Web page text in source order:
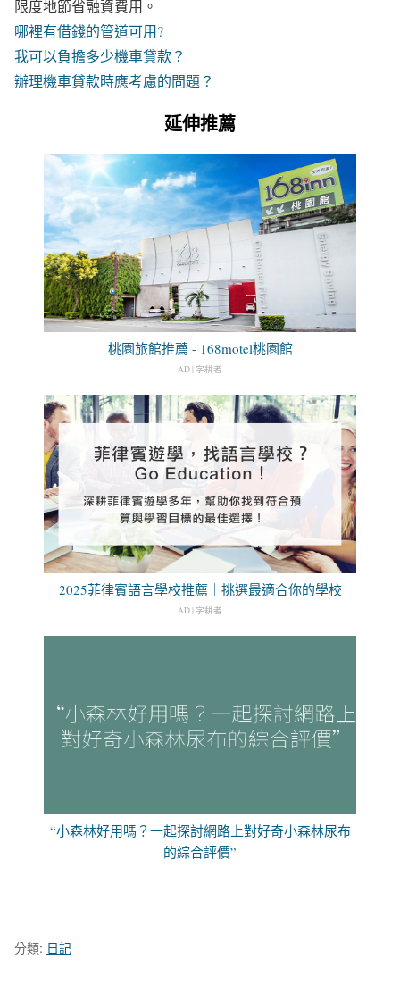
限度地節省融資費用。
哪裡有借錢的管道可用?
我可以負擔多少機車貸款？
辦理機車貸款時應考慮的問題？
延伸推薦
桃園旅館推薦 - 168motel桃園館
AD | 字耕者
2025菲律賓語言學校推薦｜挑選最適合你的學校
AD | 字耕者
“小森林好用嗎？一起探討網路上對好奇小森林尿布
的綜合評價”
分類: 日記